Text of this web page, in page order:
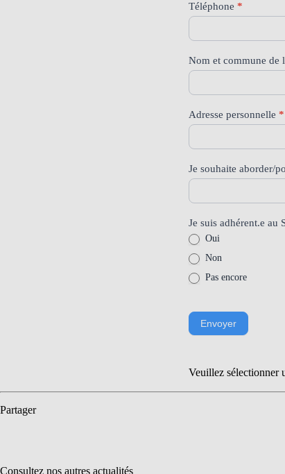
Téléphone *
Nom et commune de
Adresse personnelle *
Je souhaite aborder/
Je suis adhérent.e au
Oui
Non
Pas encore
Envoyer
Veuillez sélectionner
Partager
Consultez nos autres actualités